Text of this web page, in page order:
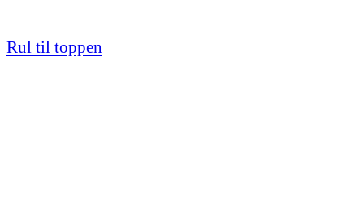
Rul til toppen